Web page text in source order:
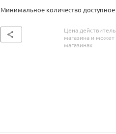
Минимальное количество
Цена
магазина и может
магазинах